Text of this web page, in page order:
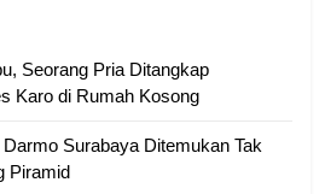
Seorang Pria Ditangkap
Karo di Rumah Kosong
Surabaya Ditemukan Tak
Piramid